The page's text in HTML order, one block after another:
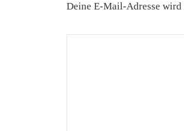
Deine E-Mail-Adresse